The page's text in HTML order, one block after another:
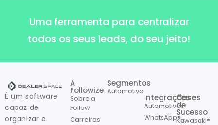
Uma ferramenta para centralizar
todos os seus leads, do seu jeito!
É um software
capaz de
organizar e
A
Followize
Sobre a
Follow
Carreiras
Segmentos
Automotivo
Integrações
Automotivas
WhatsApp®
Cases
de
Sucesso
Kawasaki®